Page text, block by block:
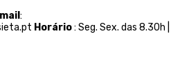
:
Horário: Seg. Sex. das 8.30h |